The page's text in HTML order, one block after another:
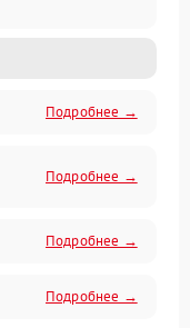
Подробнее →
Подробнее →
Подробнее →
Подробнее →